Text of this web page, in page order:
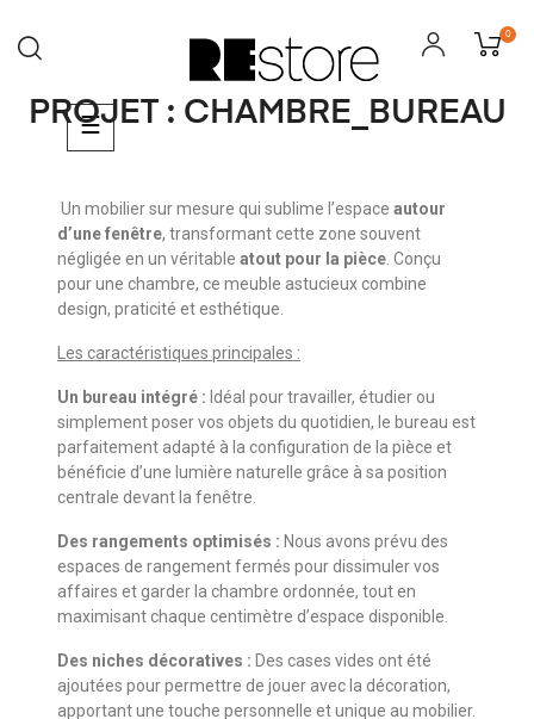
Basculer
la
☰
0
PROJET : CHAMBRE_BUREAU
Un mobilier sur mesure qui sublime l’espace autour
d’une fenêtre, transformant cette zone souvent
négligée en un véritable atout pour la pièce . Conçu
pour une chambre, ce meuble astucieux combine
design, praticité et esthétique.
Les caractéristiques principales :
Un bureau intégré : Idéal pour travailler, étudier ou
simplement poser vos objets du quotidien, le bureau est
parfaitement adapté à la configuration de la pièce et
bénéficie d’une lumière naturelle grâce à sa position
centrale devant la fenêtre.
Des rangements optimisés : Nous avons prévu des
espaces de rangement fermés pour dissimuler vos
affaires et garder la chambre ordonnée, tout en
maximisant chaque centimètre d’espace disponible.
Des niches décoratives : Des cases vides ont été
ajoutées pour permettre de jouer avec la décoration,
apportant une touche personnelle et unique au mobilier.